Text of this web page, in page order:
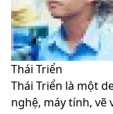
Thái Triển
Thái Triển là một
nghệ, máy tính, vẽ